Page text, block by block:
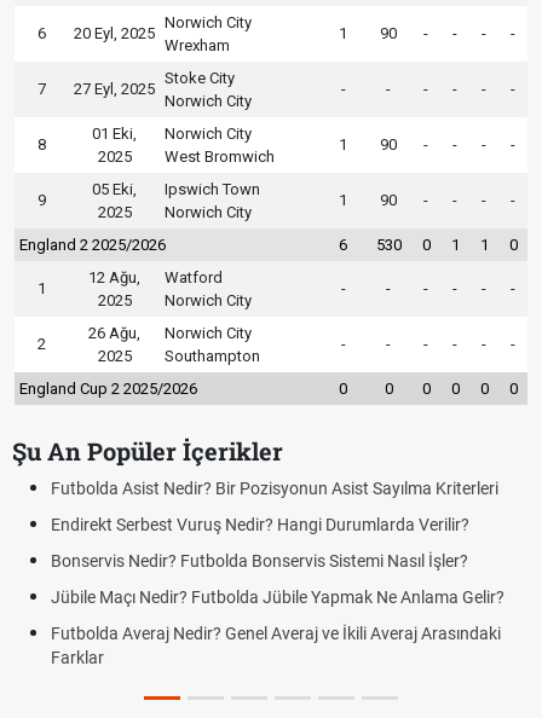
6 20 Eyl, 2025
Norwich City
Wrexham
1 90 - - - -
7 27 Eyl, 2025
Stoke City
Norwich City
- - - - - -
8
01 Eki,
2025
Norwich City
West Bromwich
1 90 - - - -
9
05 Eki,
2025
Ipswich Town
Norwich City
1 90 - - - -
England 2 2025/2026 6 530 0 1 1 0
1
12 Ağu,
2025
Watford
Norwich City
- - - - - -
2
26 Ağu,
2025
Norwich City
Southampton
- - - - - -
England Cup 2 2025/2026 0 0 0 0 0 0
Şu An Popüler İçerikler
Asist Nedir? Bir Pozisyonun Asist Sayılma Kriterleri
Serbest Vuruş Nedir? Hangi Durumlarda Verilir?
Nedir? Futbolda Bonservis Sistemi Nasıl İşler?
Maçı Nedir? Futbolda Jübile Yapmak Ne Anlama Gelir?
Averaj Nedir? Genel Averaj ve İkili Averaj Arasındaki